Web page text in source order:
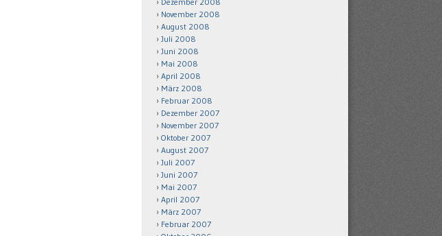
November 2008
August 2008
Juli 2008
Juni 2008
Mai 2008
April 2008
März 2008
Februar 2008
Dezember 2007
November 2007
Oktober 2007
August 2007
Juli 2007
Juni 2007
Mai 2007
April 2007
März 2007
Februar 2007